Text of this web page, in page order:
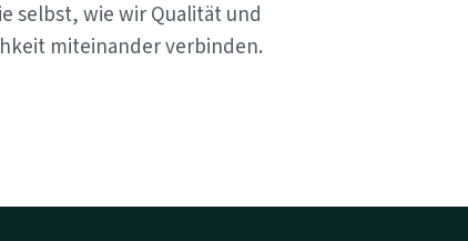
selbst, wie wir Qualität und
miteinander verbinden.